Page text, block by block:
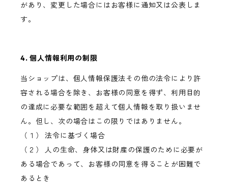
があり、変更した場合にはお客様に通知又は公表しま
す。
4. 個人情報利用の制限
当ショップは、個人情報保護法その他の法令により許
容される場合を除き、お客様の同意を得ず、利用目的
の達成に必要な範囲を超えて個人情報を取り扱いませ
ん。但し、次の場合はこの限りではありません。
（１） 法令に基づく場合
（２） 人の生命、身体又は財産の保護のために必要が
ある場合であって、お客様の同意を得ることが困難で
あるとき